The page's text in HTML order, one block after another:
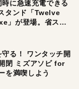
に急速充電できる
タンド「Twelve
」が登場。省スペ
たい人にオスス
る！ ワンタッチ開
閉 ミズアソビ for
を満喫しよう